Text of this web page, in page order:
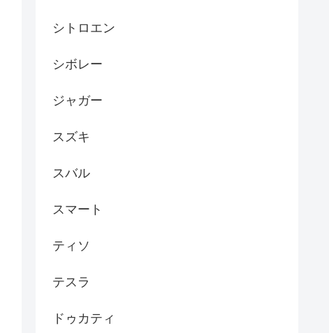
シトロエン
シボレー
ジャガー
スズキ
スバル
スマート
ティソ
テスラ
ドゥカティ